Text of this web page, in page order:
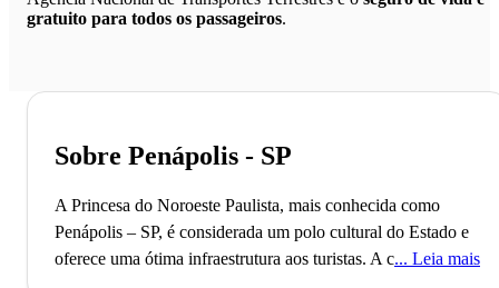
gratuito para todos os passageiros.
Sobre Penápolis - SP
A Princesa do Noroeste Paulista, mais conhecida como
Penápolis – SP, é considerada um polo cultural do Estado e
oferece uma ótima infraestrutura aos turistas. A cidade de
Leia mais